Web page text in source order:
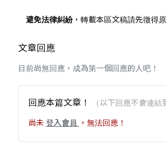
避免法律糾紛，轉載本區文稿請先徵得
文章回應
目前尚無回應，成為第一個回應的人吧！
回應本篇文章！ （以下回應不會連
尚未 登入會員 ，無法回應！